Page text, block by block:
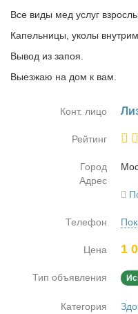
Все виды мед услуг
Капельницы, уколы
Вывод из запоя.
Выезжаю на дом к вам.
Конт. лицо
Рейтинг
Город
Адрес
Телефон
Цена 1
Тип объявления
Категория